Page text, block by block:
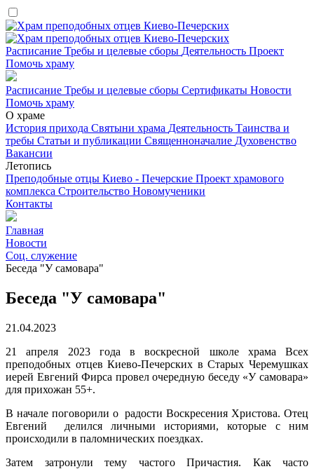
Расписание Требы и целевые сборы Деятельность Проект
Помочь храму
Расписание Требы и целевые сборы Сертификаты Новости
Помочь храму
О храме
История прихода Святыни храма Деятельность Таинства и
требы Статьи и публикации Священноначалие Духовенство
Вакансии
Летопись
Преподобные отцы Киево - Печерские Проект храмового
комплекса Строительство Новомученики
Контакты
Главная
Новости
Соц. служение
Беседа "У самовара"
Беседа "У самовара"
21.04.2023
21 апреля 2023 года в воскресной школе храма Всех
преподобных отцев Киево-Печерских в Старых Черемушках
иерей Евгений Фирса провел очередную беседу «У самовара»
для прихожан 55+.
В начале поговорили о радости Воскресения Христова. Отец
Евгений делился личными историями, которые с ним
происходили в паломнических поездках.
Затем затронули тему частого Причастия. Как часто